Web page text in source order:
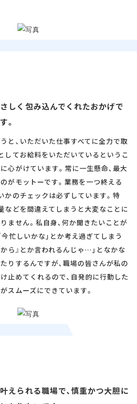
しく包み込んでくれたおかげで
。
と、いただいた仕事すべてに全力で取
してお給料をいただいているというこ
心がけています。常に一生懸命、最大
がモットーです。業務を一つ終える
かのチェックは必ずしています。特
などを間違えてしまうと大変なことに
ません。私自身、何か聞きたいことが
今忙しいかな」とか考え過ぎてしまう
から』とか言われるんじゃ…」となかな
りするんですが、職場の皆さんが私の
止めてくれるので、自発的に行動した
スムーズにできています。
えられる職場で、慎重かつ大胆に